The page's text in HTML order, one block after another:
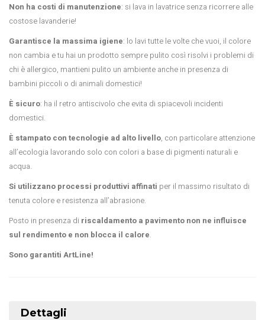
Non ha costi di manutenzione: si lava in lavatrice senza ricorrere alle
costose lavanderie!
Garantisce la massima igiene: lo lavi tutte le volte che vuoi, il colore
non cambia e tu hai un prodotto sempre pulito così risolvi i problemi di
chi è allergico, mantieni pulito un ambiente anche in presenza di
bambini piccoli o di animali domestici!
È sicuro: ha il retro antiscivolo che evita di spiacevoli incidenti
domestici.
È stampato con tecnologie ad alto livello, con particolare attenzione
all’ecologia lavorando solo con colori a base di pigmenti naturali e
acqua.
Si utilizzano processi produttivi affinati per il massimo risultato di
tenuta colore e resistenza all’abrasione.
Posto in presenza di riscaldamento a pavimento non ne influisce
sul rendimento e non blocca il calore.
Sono garantiti ArtLine!
Dettagli